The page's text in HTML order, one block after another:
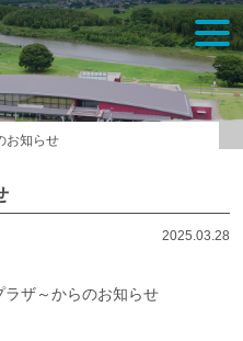
お知らせ
2025.03.28
ザ～からのお知らせ